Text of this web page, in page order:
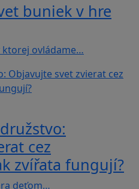
buniek v hre
ktorej ovládame…
cez
zvířata fungují?
deťom…